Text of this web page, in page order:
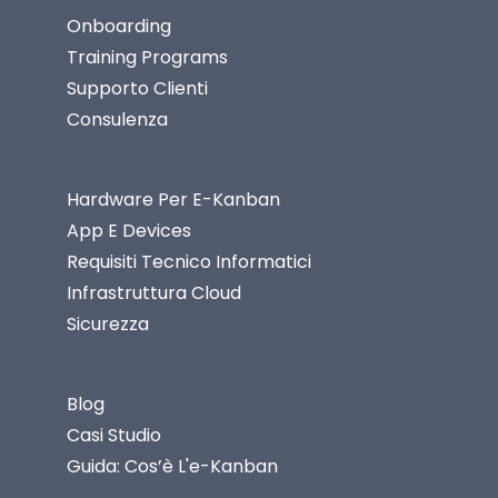
Onboarding
Training Programs
Supporto Clienti
Consulenza
Hardware Per E-Kanban
App E Devices
Requisiti Tecnico Informatici
Infrastruttura Cloud
Sicurezza
Blog
Casi Studio
Guida: Cos’è L'e-Kanban